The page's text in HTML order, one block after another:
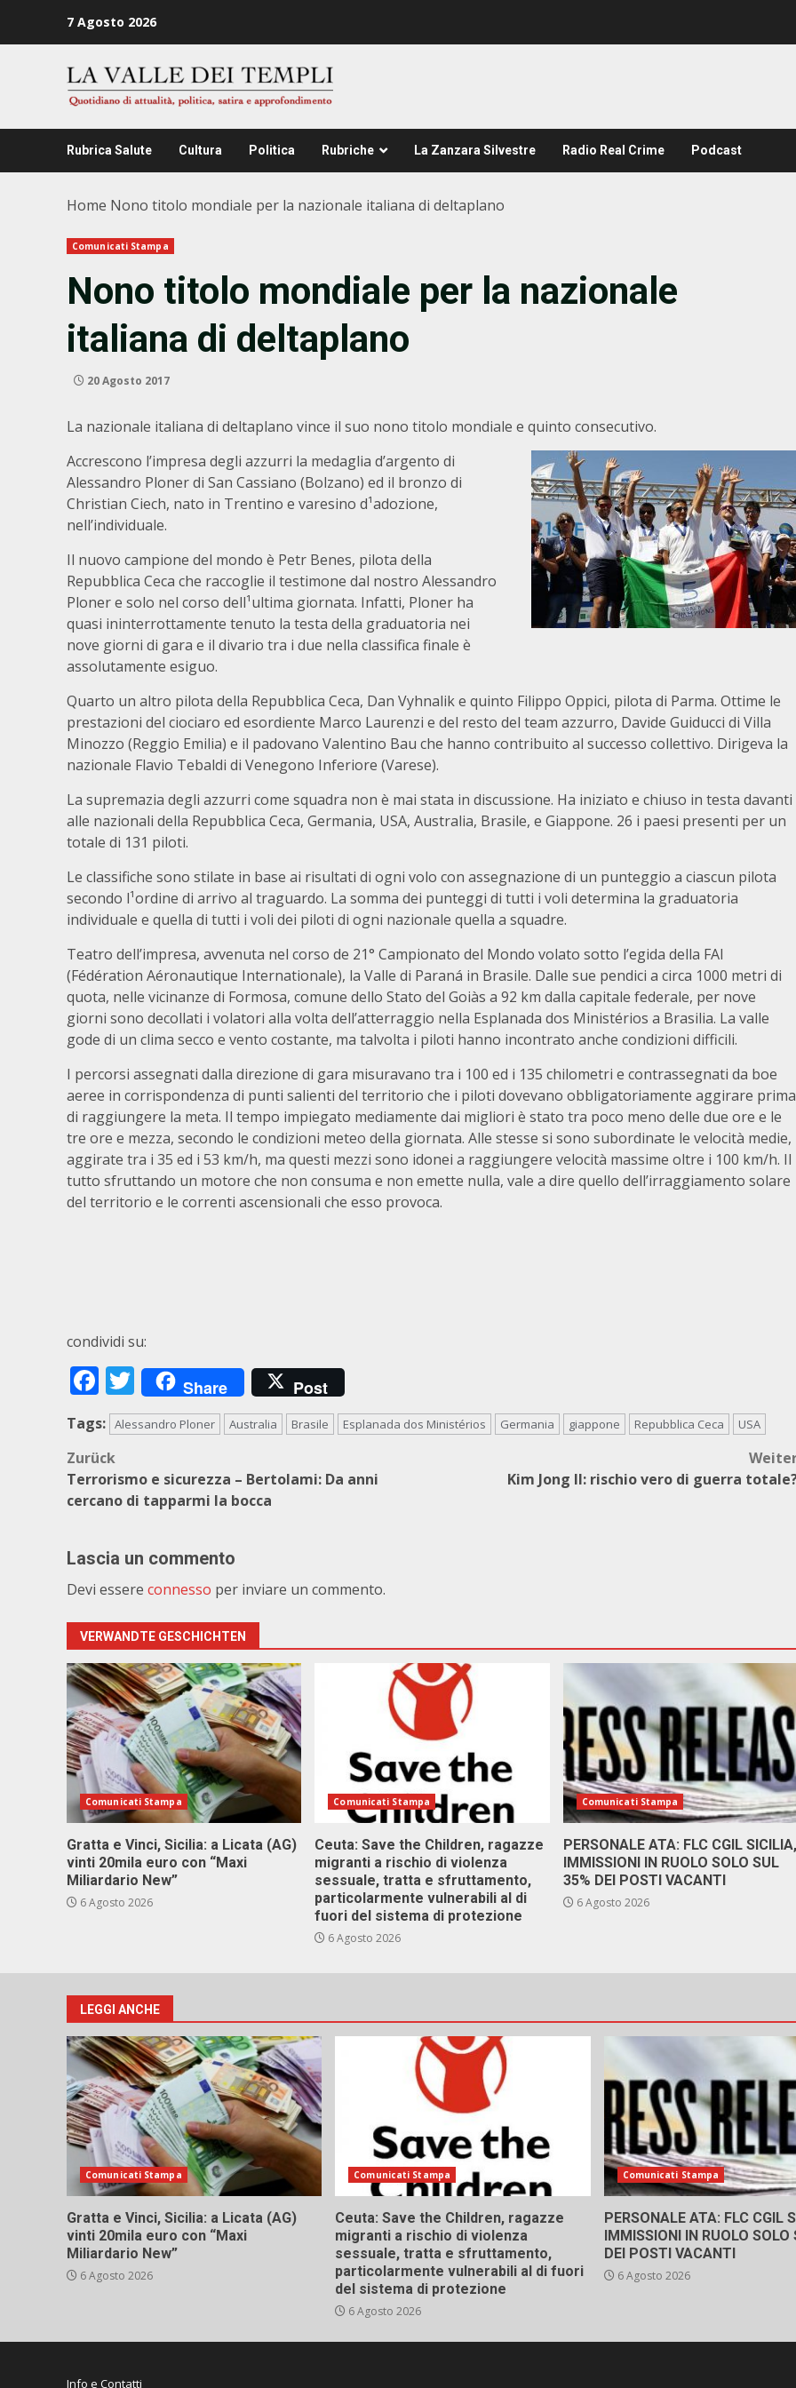
7 Agosto 2026
Rubrica Salute Cultura Politica Rubriche La Zanzara Silvestre Radio Real Crime Podcast
Home Nono titolo mondiale per la nazionale italiana di deltaplano
Comunicati Stampa
Nono titolo mondiale per la nazionale
italiana di deltaplano
20 Agosto 2017
La nazionale italiana di deltaplano vince il suo nono titolo mondiale e quinto consecutivo.
Accrescono l’impresa degli azzurri la medaglia d’argento di
Alessandro Ploner di San Cassiano (Bolzano) ed il bronzo di
Christian Ciech, nato in Trentino e varesino d¹adozione,
nell’individuale.
Il nuovo campione del mondo è Petr Benes, pilota della
Repubblica Ceca che raccoglie il testimone dal nostro Alessandro
Ploner e solo nel corso dell¹ultima giornata. Infatti, Ploner ha
quasi ininterrottamente tenuto la testa della graduatoria nei
nove giorni di gara e il divario tra i due nella classifica finale è
assolutamente esiguo.
Quarto un altro pilota della Repubblica Ceca, Dan Vyhnalik e quinto Filippo Oppici, pilota di Parma. Ottime le
prestazioni del ciociaro ed esordiente Marco Laurenzi e del resto del team azzurro, Davide Guiducci di Villa
Minozzo (Reggio Emilia) e il padovano Valentino Bau che hanno contribuito al successo collettivo. Dirigeva la
nazionale Flavio Tebaldi di Venegono Inferiore (Varese).
La supremazia degli azzurri come squadra non è mai stata in discussione. Ha iniziato e chiuso in testa davanti
alle nazionali della Repubblica Ceca, Germania, USA, Australia, Brasile, e Giappone. 26 i paesi presenti per un
totale di 131 piloti.
Le classifiche sono stilate in base ai risultati di ogni volo con assegnazione di un punteggio a ciascun pilota
secondo l¹ordine di arrivo al traguardo. La somma dei punteggi di tutti i voli determina la graduatoria
individuale e quella di tutti i voli dei piloti di ogni nazionale quella a squadre.
Teatro dell’impresa, avvenuta nel corso de 21° Campionato del Mondo volato sotto l’egida della FAI
(Fédération Aéronautique Internationale), la Valle di Paraná in Brasile. Dalle sue pendici a circa 1000 metri di
quota, nelle vicinanze di Formosa, comune dello Stato del Goiàs a 92 km dalla capitale federale, per nove
giorni sono decollati i volatori alla volta dell’atterraggio nella Esplanada dos Ministérios a Brasilia. La valle
gode di un clima secco e vento costante, ma talvolta i piloti hanno incontrato anche condizioni difficili.
I percorsi assegnati dalla direzione di gara misuravano tra i 100 ed i 135 chilometri e contrassegnati da boe
aeree in corrispondenza di punti salienti del territorio che i piloti dovevano obbligatoriamente aggirare prima
di raggiungere la meta. Il tempo impiegato mediamente dai migliori è stato tra poco meno delle due ore e le
tre ore e mezza, secondo le condizioni meteo della giornata. Alle stesse si sono subordinate le velocità medie,
aggirate tra i 35 ed i 53 km/h, ma questi mezzi sono idonei a raggiungere velocità massime oltre i 100 km/h. Il
tutto sfruttando un motore che non consuma e non emette nulla, vale a dire quello dell’irraggiamento solare
del territorio e le correnti ascensionali che esso provoca.
condividi su:
Facebook
Twitter
Share Post
Tags: Alessandro Ploner Australia Brasile Esplanada dos Ministérios Germania giappone Repubblica Ceca USA
Beitragsnavigation
Zurück
Terrorismo e sicurezza – Bertolami: Da anni
cercano di tapparmi la bocca
Kim Jong Il: rischio vero di guerra
Lascia un commento
Devi essere connesso per inviare un commento.
VERWANDTE GESCHICHTEN
Comunicati Stampa
Gratta e Vinci, Sicilia: a Licata (AG)
vinti 20mila euro con “Maxi
Miliardario New”
6 Agosto 2026
Comunicati Stampa
Ceuta: Save the Children, ragazze
migranti a rischio di violenza
sessuale, tratta e sfruttamento,
particolarmente vulnerabili al di
fuori del sistema di protezione
6 Agosto 2026
Comunicati Stampa
PERSONALE ATA: FLC CGIL SICILIA,
IMMISSIONI IN RUOLO SOLO SUL
35% DEI POSTI VACANTI
6 Agosto 2026
LEGGI ANCHE
Comunicati Stampa
Gratta e Vinci, Sicilia: a Licata (AG)
vinti 20mila euro con “Maxi
Miliardario New”
6 Agosto 2026
Comunicati Stampa
Ceuta: Save the Children, ragazze
migranti a rischio di violenza
sessuale, tratta e sfruttamento,
particolarmente vulnerabili al di fuori
del sistema di protezione
6 Agosto 2026
Comunicati Stampa
PERSONALE ATA: FLC CGIL
IMMISSIONI IN RUOLO SOLO
DEI POSTI VACANTI
6 Agosto 2026
Info e Contatti